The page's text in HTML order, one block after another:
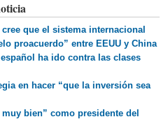
que el sistema internacional
proacuerdo” entre EEUU y China
ha ido contra las clases
en hacer “que la inversión sea
bien” como presidente del